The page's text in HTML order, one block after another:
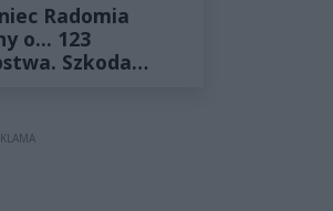
Radomia
o... 123
Szkoda